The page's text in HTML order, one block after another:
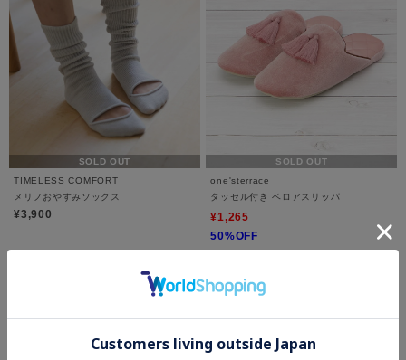
SOLD OUT
TIMELESS COMFORT
メリノおやすみソックス
¥3,900
SOLD OUT
one'sterrace
タッセル付き ベロアスリッパ
¥1,265
50%OFF